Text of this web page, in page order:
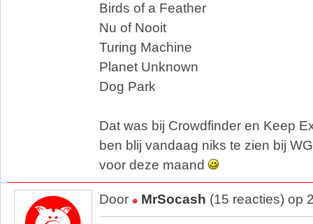
Birds of a Feather
Nu of Nooit
Turing Machine
Planet Unknown
Dog Park
Dat was bij Crowdfinder en Keep
ben blij vandaag niks te zien bij
voor deze maand
Door MrSocash (15 reacties) op